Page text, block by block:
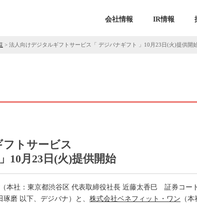
会社情報 IR情報
> 法人向けデジタルギフトサービス「 デジバナギフト 」10月23日(火)提供開
トサービス
10月23日(火)提供開始
本社：東京都渋谷区 代表取締役社長 近藤太香巳 証券コー
磨 以下、デジバナ）と、 株式会社ベネフィット・ワン （